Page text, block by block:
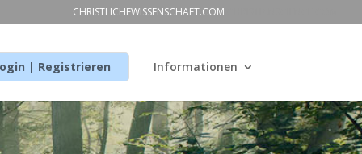
CHRISTLICHEWISSENSCHAFT.COM
| Registrieren Informationen